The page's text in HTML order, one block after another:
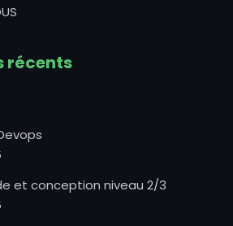
récents
et conception niveau 2/3